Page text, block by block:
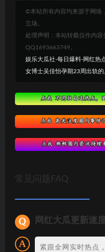
©本站所有内容均来源于网络
立场。
处理声明：本站转载仅作内容
QQ1693663749。
娱乐大瓜社-每日爆料-网红热
女博士吴佳怡孕期23周出轨
常见问题FAQ
网红大瓜更新速
紧跟全网实时热点